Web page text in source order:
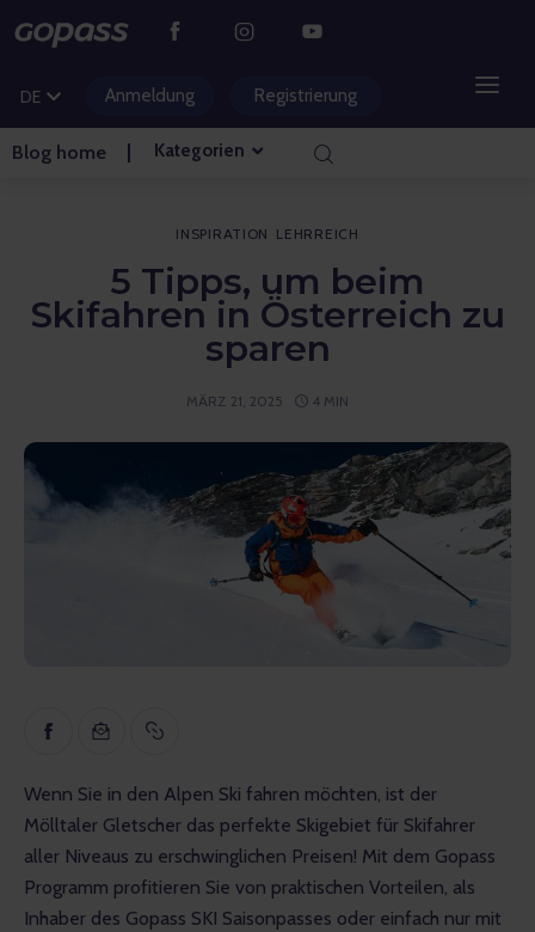
DE
CS
HU
Anmeldung Registrierung
Blog home Kategorien
WASSERPARKS
GOLF
VERGNÜGUNGSPARKS
VERANSTALTUNGEN
Inspiration
Bewertungen
INSPIRATION LEHRREICH
5 Tipps, um beim
Skifahren in Österreich zu
sparen
MÄRZ 21, 2025 4 MIN
Wenn Sie in den Alpen Ski fahren möchten, ist der
Mölltaler Gletscher das perfekte Skigebiet für Skifahrer
aller Niveaus zu erschwinglichen Preisen! Mit dem Gopass
Programm profitieren Sie von praktischen Vorteilen, als
Inhaber des Gopass SKI Saisonpasses oder einfach nur mit